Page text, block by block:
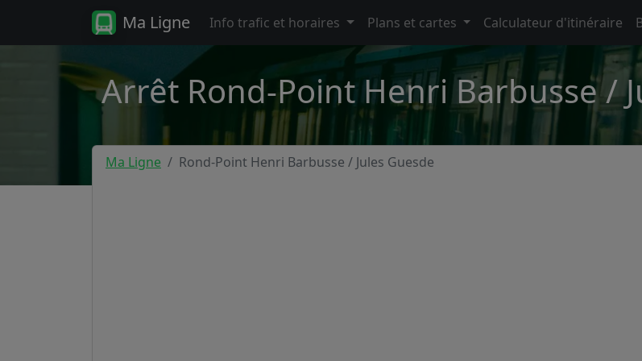
Ma Ligne Info trafic et horaires Plans et cartes Calculateur d'itinéraire
Arrêt Rond-Point Henri Barbusse /
Ma Ligne Rond-Point Henri Barbusse / Jules Guesde